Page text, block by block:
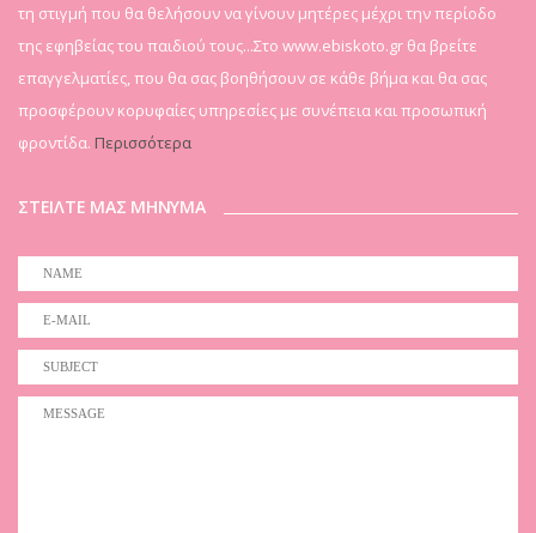
τη στιγμή που θα θελήσουν να γίνουν μητέρες μέχρι την περίοδο
της εφηβείας του παιδιού τους...Στο www.ebiskoto.gr θα βρείτε
επαγγελματίες, που θα σας βοηθήσουν σε κάθε βήμα και θα σας
προσφέρουν κορυφαίες υπηρεσίες με συνέπεια και προσωπική
φροντίδα. Περισσότερα
ΣΤΕΙΛΤΕ ΜΑΣ ΜΗΝΥΜΑ